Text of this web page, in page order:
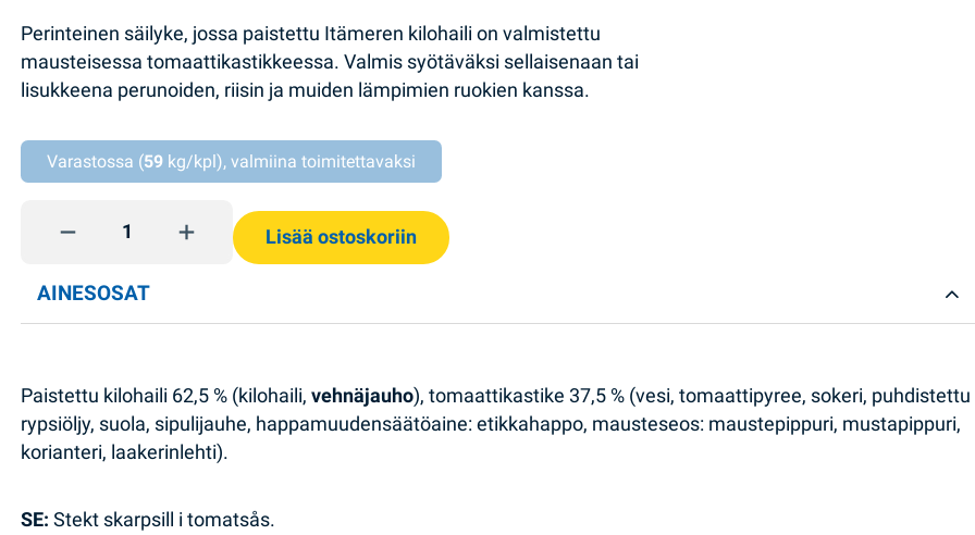
Perinteinen säilyke, jossa paistettu Itämeren kilohaili on valmistettu
mausteisessa tomaattikastikkeessa. Valmis syötäväksi sellaisenaan tai
lisukkeena perunoiden, riisin ja muiden lämpimien ruokien kanssa.
Varastossa (59 kg/kpl), valmiina toimitettavaksi
Paistettu kilohaili tomaattikastikkeessa 240g Riga Gold quantity
Lisää ostoskoriin
AINESOSAT
Paistettu kilohaili 62,5 % (kilohaili,vehnäjauho), tomaattikastike 37,5 % (vesi, tomaattipyree, sokeri, puhdistettu
rypsiöljy, suola, sipulijauhe, happamuudensäätöaine: etikkahappo, mausteseos: maustepippuri, mustapippuri,
korianteri, laakerinlehti).
SE:Stekt skarpsill i tomatsås.